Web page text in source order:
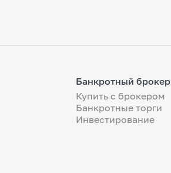
Банкротный брокер
Купить с брокером
Банкротные торги
Инвестирование